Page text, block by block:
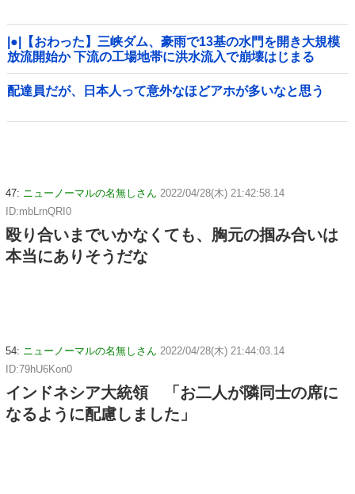
|●|【おわった】三峡ダム、豪雨で13基の水門を開き大規模
放流開始か 下流の工場地帯に洪水流入で崩壊はじまる
配達員だが、日本人って意外なほどアホが多いなと思う
47: ニューノーマルの名無しさん 2022/04/28(木) 21:42:58.14
ID:mbLrnQRI0
殴り合いまでいかなくても、胸元の掴み合いは
本当にありそうだな
54: ニューノーマルの名無しさん 2022/04/28(木) 21:44:03.14
ID:79hU6Kon0
インドネシア大統領 「お二人が隣同士の席に
なるように配慮しました」